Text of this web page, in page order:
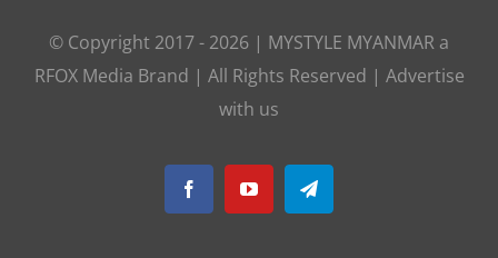
© Copyright 2017 - 2026 | MYSTYLE MYANMAR a
RFOX Media Brand | All Rights Reserved | Advertise
with us
FacebookYouTubeTelegram